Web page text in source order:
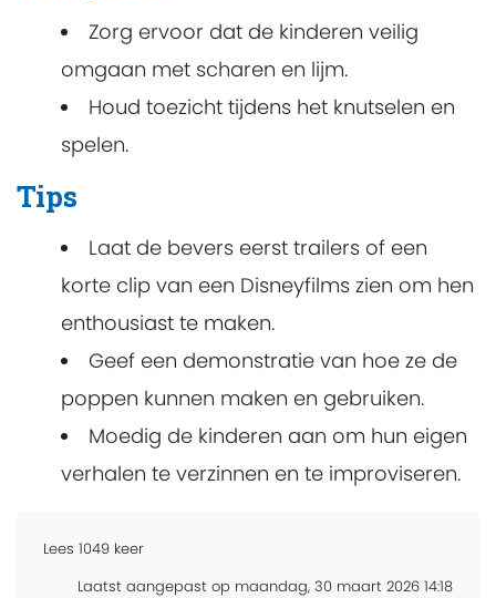
Zorg ervoor dat de kinderen veilig
omgaan met scharen en lijm.
Houd toezicht tijdens het knutselen en
spelen.
Tips
Laat de bevers eerst trailers of een
korte clip van een Disneyfilms zien om hen
enthousiast te maken.
Geef een demonstratie van hoe ze de
poppen kunnen maken en gebruiken.
Moedig de kinderen aan om hun eigen
verhalen te verzinnen en te improviseren.
Lees 1049 keer
Laatst aangepast op maandag, 30 maart 2026 14:18